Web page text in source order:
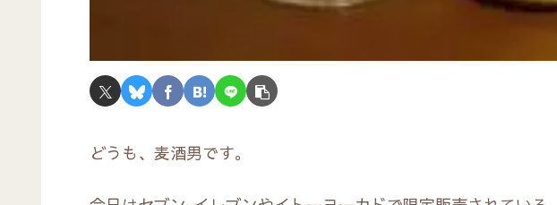
どうも、麦酒男です。